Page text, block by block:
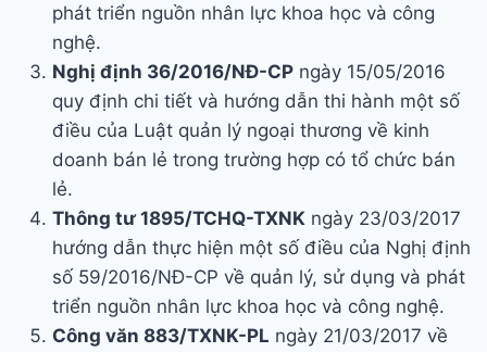
phát triển nguồn nhân lực khoa học và công
nghệ.
Nghị định 36/2016/NĐ-CP ngày 15/05/2016
quy định chi tiết và hướng dẫn thi hành một số
điều của Luật quản lý ngoại thương về kinh
doanh bán lẻ trong trường hợp có tổ chức bán
lẻ.
Thông tư 1895/TCHQ-TXNK ngày 23/03/2017
hướng dẫn thực hiện một số điều của Nghị định
số 59/2016/NĐ-CP về quản lý, sử dụng và phát
triển nguồn nhân lực khoa học và công nghệ.
Công văn 883/TXNK-PL ngày 21/03/2017 về